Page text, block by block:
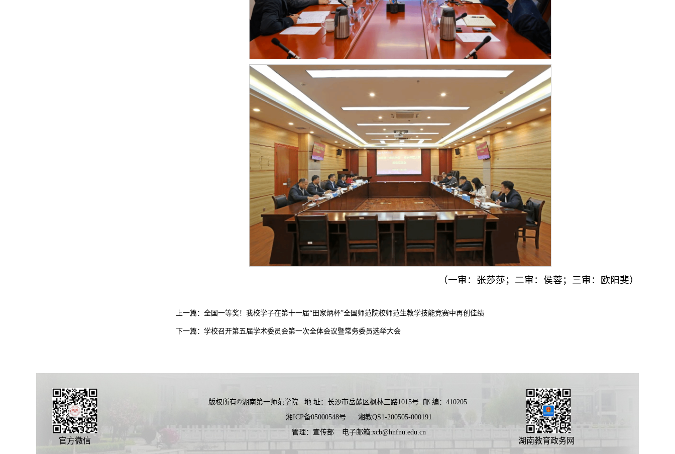
（一审：张莎莎；二审：侯蓉；三审：欧阳斐）
上一篇： 全国一等奖！我校学子在第十一届“田家炳杯”全国师范院校师范生教学技能竞赛中再创佳绩
下一篇： 学校召开第五届学术委员会第一次全体会议暨常务委员选举大会
版权所有©湖南第一师范学院 地 址：长沙市岳麓区枫林三路1015号 邮 编：410205
湘ICP备05000548号
湘教QS1-200505-000191
管理：宣传部 电子邮箱:xcb@hnfnu.edu.cn
官方微信 湖南教育政务网